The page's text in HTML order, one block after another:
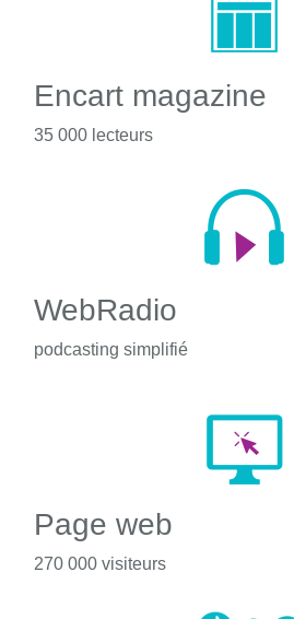
Encart magazine
35 000 lecteurs
WebRadio
podcasting simplifié
Page web
270 000 visiteurs